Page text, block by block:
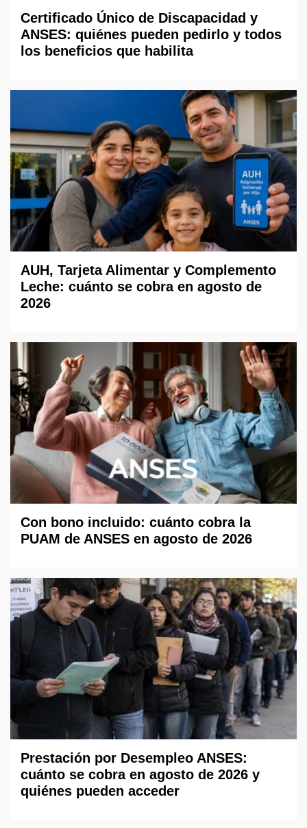
Certificado Único de Discapacidad y
ANSES: quiénes pueden pedirlo y todos
los beneficios que habilita
AUH, Tarjeta Alimentar y Complemento
Leche: cuánto se cobra en agosto de
2026
Con bono incluido: cuánto cobra la
PUAM de ANSES en agosto de 2026
Prestación por Desempleo ANSES:
cuánto se cobra en agosto de 2026 y
quiénes pueden acceder